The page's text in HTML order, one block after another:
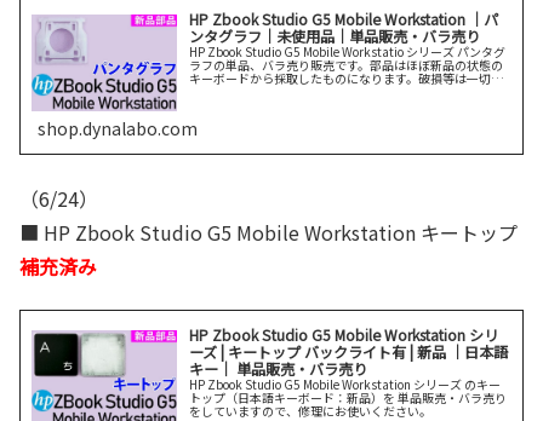
HP Zbook Studio G5 Mobile Workstation ｜パ
ンタグラフ｜未使用品｜単品販売・バラ売り
HP Zbook Studio G5 Mobile Workstatio シリーズ パンタグ
ラフの単品、バラ売り販売です。部品はほぼ新品の状態の
キーボードから採取したものになります。破損等は一切あ
shop.dynalabo.com
（6/24）
■ HP Zbook Studio G5 Mobile Workstation キートップ
補充済み
HP Zbook Studio G5 Mobile Workstation シリ
ーズ | キートップ バックライト有 | 新品 ｜日本語
キー｜ 単品販売・バラ売り
HP Zbook Studio G5 Mobile Workstation シリーズ のキー
トップ（日本語キーボード：新品）を 単品販売・バラ売り
をしていますので、修理にお使いください。